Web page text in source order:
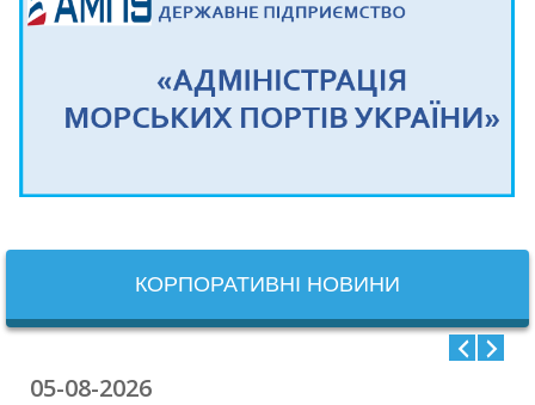
КОРПОРАТИВНІ НОВИНИ
05-08-2026